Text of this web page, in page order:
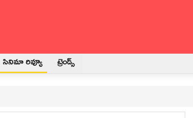
సినిమా రివ్యూ ట్రెండ్స్